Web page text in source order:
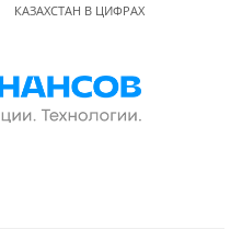
КАЗАХСТАН В ЦИФРАХ